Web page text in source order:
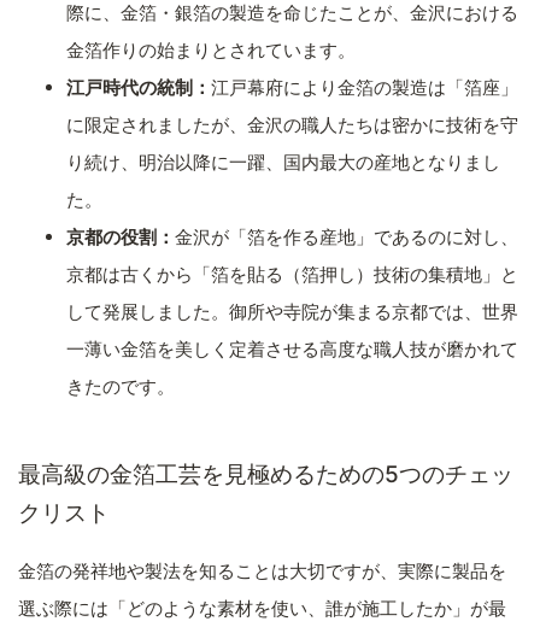
際に、金箔・銀箔の製造を命じたことが、金沢における
金箔作りの始まりとされています。
江戸時代の統制： 江戸幕府により金箔の製造は「箔座」
に限定されましたが、金沢の職人たちは密かに技術を守
り続け、明治以降に一躍、国内最大の産地となりまし
た。
京都の役割： 金沢が「箔を作る産地」であるのに対し、
京都は古くから「箔を貼る（箔押し）技術の集積地」と
して発展しました。御所や寺院が集まる京都では、世界
一薄い金箔を美しく定着させる高度な職人技が磨かれて
きたのです。
最高級の金箔工芸を見極めるための5つのチェッ
クリスト
金箔の発祥地や製法を知ることは大切ですが、実際に製品を
選ぶ際には「どのような素材を使い、誰が施工したか」が最